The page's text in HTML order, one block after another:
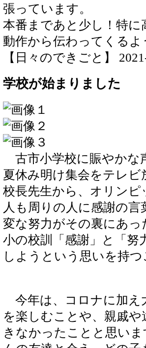
張っています。
本番まであと少し！特
動作から伝わってくるよ
【日々のできごと】
学校が始まりました
古市小学校に賑やかな
夏休み明け集会をテレ
校長先生から、オリン
人も周りの人に感謝の
変な努力がその裏にあ
小の校訓「感謝」と「努
しようという思いを持
今年は、コロナに加え
を楽しむことや、親戚
きなかったことと思い